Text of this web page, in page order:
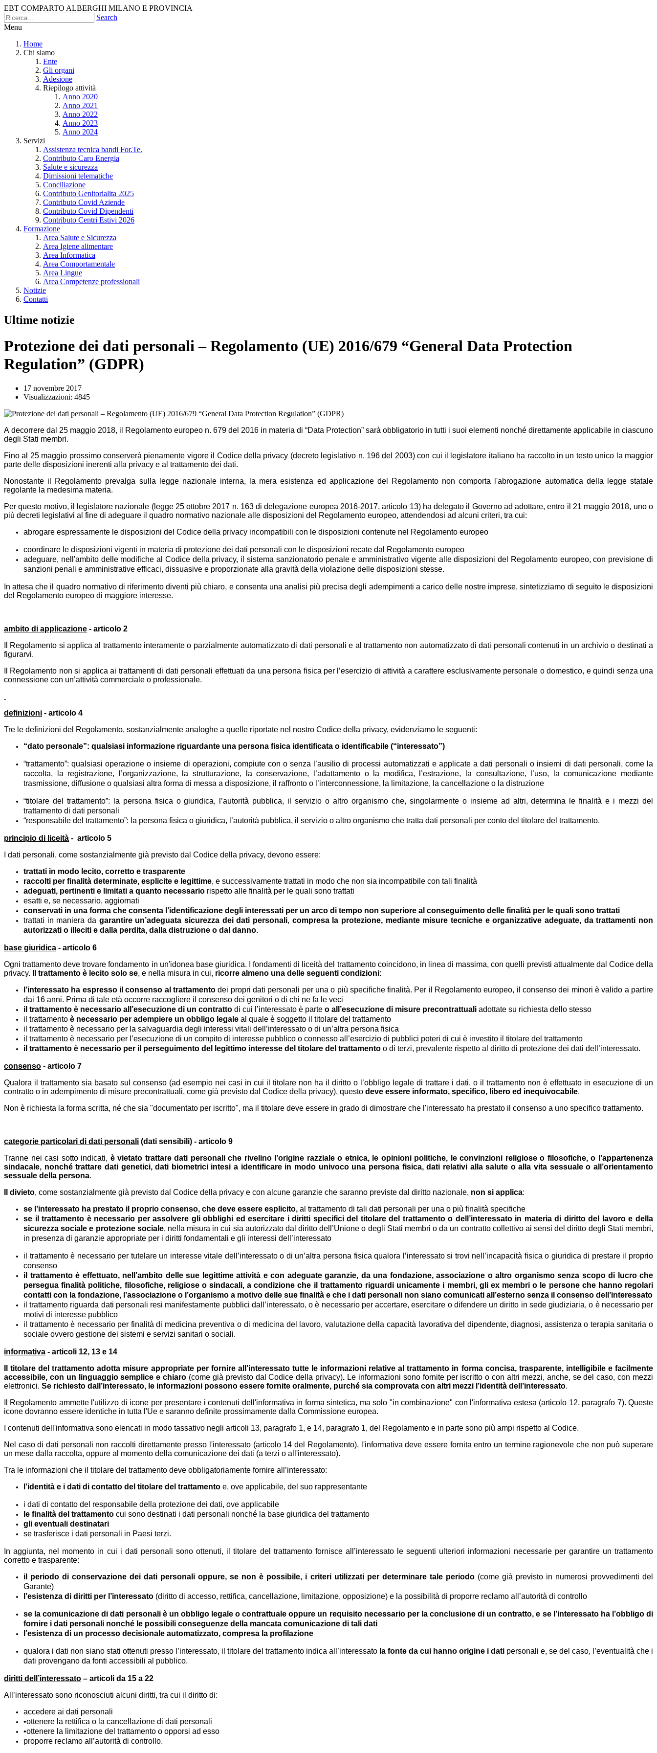
EBT COMPARTO ALBERGHI MILANO E PROVINCIA
Search
Menu
Home
Chi siamo
Ente
Gli organi
Adesione
Riepilogo attività
Anno 2020
Anno 2021
Anno 2022
Anno 2023
Anno 2024
Servizi
Assistenza tecnica bandi For.Te.
Contributo Caro Energia
Salute e sicurezza
Dimissioni telematiche
Conciliazione
Contributo Genitorialita 2025
Contributo Covid Aziende
Contributo Covid Dipendenti
Contributo Centri Estivi 2026
Formazione
Area Salute e Sicurezza
Area Igiene alimentare
Area Informatica
Area Comportamentale
Area Lingue
Area Competenze professionali
Notizie
Contatti
Ultime notizie
Protezione dei dati personali – Regolamento (UE) 2016/679 “General Data Protection
Regulation” (GDPR)
17 novembre 2017
Visualizzazioni: 4845
A decorrere dal 25 maggio 2018, il Regolamento europeo n. 679 del 2016 in materia di “Data Protection” sarà obbligatorio in tutti i suoi elementi nonché direttamente applicabile in ciascuno
degli Stati membri.
Fino al 25 maggio prossimo conserverà pienamente vigore il Codice della privacy (decreto legislativo n. 196 del 2003) con cui il legislatore italiano ha raccolto in un testo unico la maggior
parte delle disposizioni inerenti alla privacy e al trattamento dei dati.
Nonostante il Regolamento prevalga sulla legge nazionale interna, la mera esistenza ed applicazione del Regolamento non comporta l'abrogazione automatica della legge statale
regolante la medesima materia.
Per questo motivo, il legislatore nazionale (legge 25 ottobre 2017 n. 163 di delegazione europea 2016-2017, articolo 13) ha delegato il Governo ad adottare, entro il 21 maggio 2018, uno o
più decreti legislativi al fine di adeguare il quadro normativo nazionale alle disposizioni del Regolamento europeo, attendendosi ad alcuni criteri, tra cui:
abrogare espressamente le disposizioni del Codice della privacy incompatibili con le disposizioni contenute nel Regolamento europeo
coordinare le disposizioni vigenti in materia di protezione dei dati personali con le disposizioni recate dal Regolamento europeo
adeguare, nell'ambito delle modifiche al Codice della privacy, il sistema sanzionatorio penale e amministrativo vigente alle disposizioni del Regolamento europeo, con previsione di
sanzioni penali e amministrative efficaci, dissuasive e proporzionate alla gravità della violazione delle disposizioni stesse.
In attesa che il quadro normativo di riferimento diventi più chiaro, e consenta una analisi più precisa degli adempimenti a carico delle nostre imprese, sintetizziamo di seguito le disposizioni
del Regolamento europeo di maggiore interesse.
ambito di applicazione - articolo 2
Il Regolamento si applica al trattamento interamente o parzialmente automatizzato di dati personali e al trattamento non automatizzato di dati personali contenuti in un archivio o destinati a
figurarvi.
Il Regolamento non si applica ai trattamenti di dati personali effettuati da una persona fisica per l’esercizio di attività a carattere esclusivamente personale o domestico, e quindi senza una
connessione con un’attività commerciale o professionale.
definizioni - articolo 4
Tre le definizioni del Regolamento, sostanzialmente analoghe a quelle riportate nel nostro Codice della privacy, evidenziamo le seguenti:
“dato personale”: qualsiasi informazione riguardante una persona fisica identificata o identificabile (“interessato”)
“trattamento”: qualsiasi operazione o insieme di operazioni, compiute con o senza l’ausilio di processi automatizzati e applicate a dati personali o insiemi di dati personali, come la
raccolta, la registrazione, l’organizzazione, la strutturazione, la conservazione, l’adattamento o la modifica, l’estrazione, la consultazione, l’uso, la comunicazione mediante
trasmissione, diffusione o qualsiasi altra forma di messa a disposizione, il raffronto o l’interconnessione, la limitazione, la cancellazione o la distruzione
“titolare del trattamento”: la persona fisica o giuridica, l’autorità pubblica, il servizio o altro organismo che, singolarmente o insieme ad altri, determina le finalità e i mezzi del
trattamento di dati personali
“responsabile del trattamento”: la persona fisica o giuridica, l’autorità pubblica, il servizio o altro organismo che tratta dati personali per conto del titolare del trattamento.
principio di liceità - articolo 5
I dati personali, come sostanzialmente già previsto dal Codice della privacy, devono essere:
trattati in modo lecito, corretto e trasparente
raccolti per finalità determinate, esplicite e legittime, e successivamente trattati in modo che non sia incompatibile con tali finalità
adeguati, pertinenti e limitati a quanto necessario rispetto alle finalità per le quali sono trattati
esatti e, se necessario, aggiornati
conservati in una forma che consenta l’identificazione degli interessati per un arco di tempo non superiore al conseguimento delle finalità per le quali sono trattati
trattati in maniera da garantire un’adeguata sicurezza dei dati personali, compresa la protezione, mediante misure tecniche e organizzative adeguate, da trattamenti non
autorizzati o illeciti e dalla perdita, dalla distruzione o dal danno.
base giuridica - articolo 6
Ogni trattamento deve trovare fondamento in un'idonea base giuridica. I fondamenti di liceità del trattamento coincidono, in linea di massima, con quelli previsti attualmente dal Codice della
privacy.
Il trattamento è lecito solo se, e nella misura in cui, ricorre almeno una delle seguenti condizioni:
l’interessato ha espresso il consenso al trattamentodei propri dati personali per una o più specifiche finalità. Per il Regolamento europeo, il consenso dei minori è valido a partire
dai 16 anni. Prima di tale età occorre raccogliere il consenso dei genitori o di chi ne fa le veci
il trattamento è necessario all’esecuzione di un contratto di cui l’interessato è parte o all’esecuzione di misure precontrattuali adottate su richiesta dello stesso
il trattamento è necessario per adempiere un obbligo legale al quale è soggetto il titolare del trattamento
il trattamento è necessario per la salvaguardia degli interessi vitali dell’interessato o di un’altra persona fisica
il trattamento è necessario per l’esecuzione di un compito di interesse pubblico o connesso all’esercizio di pubblici poteri di cui è investito il titolare del trattamento
il trattamento è necessario per il perseguimento del legittimo interesse del titolare del trattamento o di terzi, prevalente rispetto al diritto di protezione dei dati dell’interessato.
consenso - articolo 7
Qualora il trattamento sia basato sul consenso (ad esempio nei casi in cui il titolare non ha il diritto o l’obbligo legale di trattare i dati, o il trattamento non è effettuato in esecuzione di un
contratto o in adempimento di misure precontrattuali, come già previsto dal Codice della privacy), questo deve essere informato, specifico, libero ed inequivocabile.
Non è richiesta la forma scritta, né che sia "documentato per iscritto", ma il titolare deve essere in grado di dimostrare che l'interessato ha prestato il consenso a uno specifico trattamento.
categorie particolari di dati personali (dati sensibili) - articolo 9
Tranne nei casi sotto indicati, è vietato trattare dati personali che rivelino l’origine razziale o etnica, le opinioni politiche, le convinzioni religiose o filosofiche, o l’appartenenza
sindacale, nonché trattare dati genetici, dati biometrici intesi a identificare in modo univoco una persona fisica, dati relativi alla salute o alla vita sessuale o all’orientamento
sessuale della persona.
Il divieto, come sostanzialmente già previsto dal Codice della privacy e con alcune garanzie che saranno previste dal diritto nazionale, non si applica:
se l’interessato ha prestato il proprio consenso, che deve essere esplicito, al trattamento di tali dati personali per una o più finalità specifiche
se il trattamento è necessario per assolvere gli obblighi ed esercitare i diritti specifici del titolare del trattamento o dell’interessato in materia di diritto del lavoro e della
sicurezza sociale e protezione sociale, nella misura in cui sia autorizzato dal diritto dell’Unione o degli Stati membri o da un contratto collettivo ai sensi del diritto degli Stati membri,
in presenza di garanzie appropriate per i diritti fondamentali e gli interessi dell’interessato
il trattamento è necessario per tutelare un interesse vitale dell’interessato o di un’altra persona fisica qualora l’interessato si trovi nell’incapacità fisica o giuridica di prestare il proprio
consenso
il trattamento è effettuato, nell’ambito delle sue legittime attività e con adeguate garanzie, da una fondazione, associazione o altro organismo senza scopo di lucro che
persegua finalità politiche, filosofiche, religiose o sindacali, a condizione che il trattamento riguardi unicamente i membri, gli ex membri o le persone che hanno regolari
contatti con la fondazione, l’associazione o l’organismo a motivo delle sue finalità e che i dati personali non siano comunicati all’esterno senza il consenso dell’interessato
il trattamento riguarda dati personali resi manifestamente pubblici dall’interessato, o è necessario per accertare, esercitare o difendere un diritto in sede giudiziaria, o è necessario per
motivi di interesse pubblico
il trattamento è necessario per finalità di medicina preventiva o di medicina del lavoro, valutazione della capacità lavorativa del dipendente, diagnosi, assistenza o terapia sanitaria o
sociale ovvero gestione dei sistemi e servizi sanitari o sociali.
informativa - articoli 12, 13 e 14
Il titolare del trattamento adotta misure appropriate per fornire all’interessato tutte le informazioni relative al trattamento in forma concisa, trasparente, intelligibile e facilmente
accessibile, con un linguaggio semplice e chiaro (come già previsto dal Codice della privacy). Le informazioni sono fornite per iscritto o con altri mezzi, anche, se del caso, con mezzi
elettronici. Se richiesto dall’interessato, le informazioni possono essere fornite oralmente, purché sia comprovata con altri mezzi l’identità dell’interessato.
Il Regolamento ammette l'utilizzo di icone per presentare i contenuti dell'informativa in forma sintetica, ma solo "in combinazione" con l'informativa estesa (articolo 12, paragrafo 7). Queste
icone dovranno essere identiche in tutta l'Ue e saranno definite prossimamente dalla Commissione europea.
I contenuti dell'informativa sono elencati in modo tassativo negli articoli 13, paragrafo 1, e 14, paragrafo 1, del Regolamento e in parte sono più ampi rispetto al Codice.
Nel caso di dati personali non raccolti direttamente presso l'interessato (articolo 14 del Regolamento), l'informativa deve essere fornita entro un termine ragionevole che non può superare
un mese dalla raccolta, oppure al momento della comunicazione dei dati (a terzi o all'interessato).
Tra le informazioni che il titolare del trattamento deve obbligatoriamente fornire all’interessato:
l’identità e i dati di contatto del titolare del trattamento e, ove applicabile, del suo rappresentante
i dati di contatto del responsabile della protezione dei dati, ove applicabile
le finalità del trattamento cui sono destinati i dati personali nonché la base giuridica del trattamento
gli eventuali destinatari
se trasferisce i dati personali in Paesi terzi.
In aggiunta, nel momento in cui i dati personali sono ottenuti, il titolare del trattamento fornisce all’interessato le seguenti ulteriori informazioni necessarie per garantire un trattamento
corretto e trasparente:
il periodo di conservazione dei dati personali oppure, se non è possibile, i criteri utilizzati per determinare tale periodo (come già previsto in numerosi provvedimenti del
Garante)
l’esistenza di diritti per l’interessato (diritto di accesso, rettifica, cancellazione, limitazione, opposizione) e la possibilità di proporre reclamo all’autorità di controllo
se la comunicazione di dati personali è un obbligo legale o contrattuale oppure un requisito necessario per la conclusione di un contratto, e se l’interessato ha l’obbligo di
fornire i dati personali nonché le possibili conseguenze della mancata comunicazione di tali dati
l’esistenza di un processo decisionale automatizzato, compresa la profilazione
qualora i dati non siano stati ottenuti presso l’interessato, il titolare del trattamento indica all’interessato la fonte da cui hanno origine i dati personali e, se del caso, l’eventualità che i
dati provengano da fonti accessibili al pubblico.
diritti dell’interessato – articoli da 15 a 22
All’interessato sono riconosciuti alcuni diritti, tra cui il diritto di:
accedere ai dati personali
•ottenere la rettifica o la cancellazione di dati personali
•ottenere la limitazione del trattamento o opporsi ad esso
proporre reclamo all’autorità di controllo.